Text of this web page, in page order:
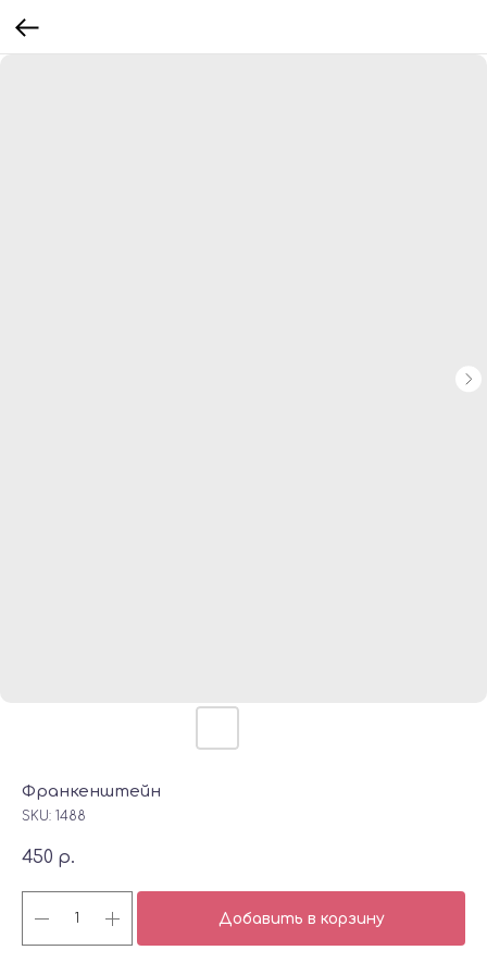
Франкенштейн
SKU: 1488
450 р.
Добавить в корзину